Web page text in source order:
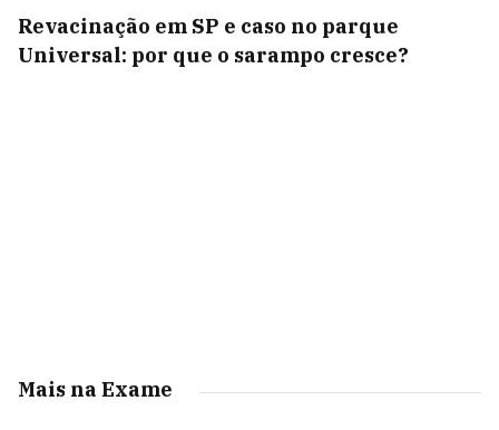
Revacinação em SP e caso no parque
Universal: por que o sarampo cresce?
Mais na Exame